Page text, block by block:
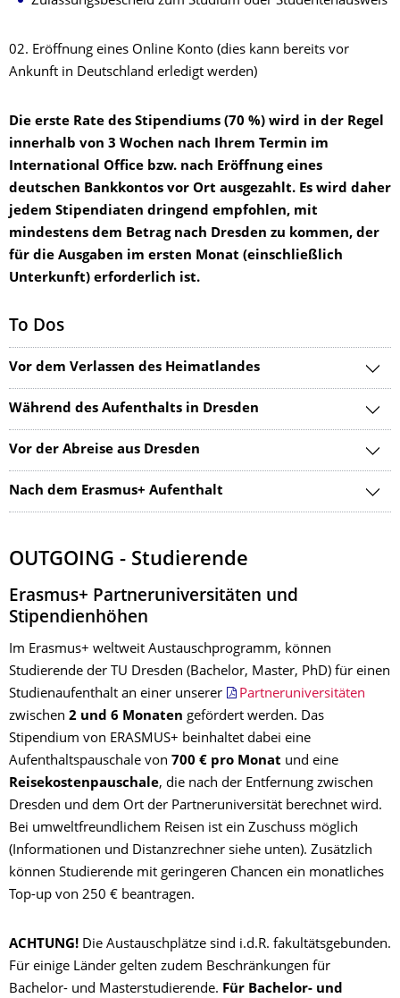
02. Eröffnung eines Online Konto (dies kann bereits vor
Ankunft in Deutschland erledigt werden)
Die erste Rate des Stipendiums (70 %) wird in der Regel
innerhalb von 3 Wochen nach Ihrem Termin im
International Office bzw. nach Eröffnung eines
deutschen Bankkontos vor Ort ausgezahlt. Es wird daher
jedem Stipendiaten dringend empfohlen, mit
mindestens dem Betrag nach Dresden zu kommen, der
für die Ausgaben im ersten Monat (einschließlich
Unterkunft) erforderlich ist.
To Dos
Vor dem Verlassen des Heimatlandes
Während des Aufenthalts in Dresden
Vor der Abreise aus Dresden
Nach dem Erasmus+ Aufenthalt
OUTGOING - Studierende
Erasmus+ Partneruniversitäten und
Stipendienhöhen
Im Erasmus+ weltweit Austauschprogramm, können
Studierende der TU Dresden (Bachelor, Master, PhD) für einen
Studienaufenthalt an einer unserer
Partneruniversitäten
zwischen 2 und 6 Monaten gefördert werden. Das
Stipendium von ERASMUS+ beinhaltet dabei eine
Aufenthaltspauschale von 700 € pro Monat und eine
Reisekostenpauschale, die nach der Entfernung zwischen
Dresden und dem Ort der Partneruniversität berechnet wird.
Bei umweltfreundlichem Reisen ist ein Zuschuss möglich
(Informationen und Distanzrechner siehe unten). Zusätzlich
können Studierende mit geringeren Chancen ein monatliches
Top-up von 250 € beantragen.
ACHTUNG! Die Austauschplätze sind i.d.R. fakultätsgebunden.
Für einige Länder gelten zudem Beschränkungen für
Bachelor- und Masterstudierende. Für Bachelor- und